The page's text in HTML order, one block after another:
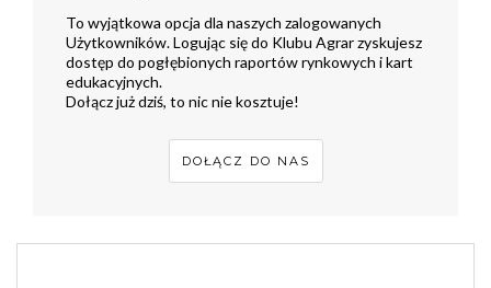
To wyjątkowa opcja dla naszych zalogowanych
Użytkowników. Logując się do Klubu Agrar zyskujesz
dostęp do pogłębionych raportów rynkowych i kart
edukacyjnych.
Dołącz już dziś, to nic nie kosztuje!
DOŁĄCZ DO NAS